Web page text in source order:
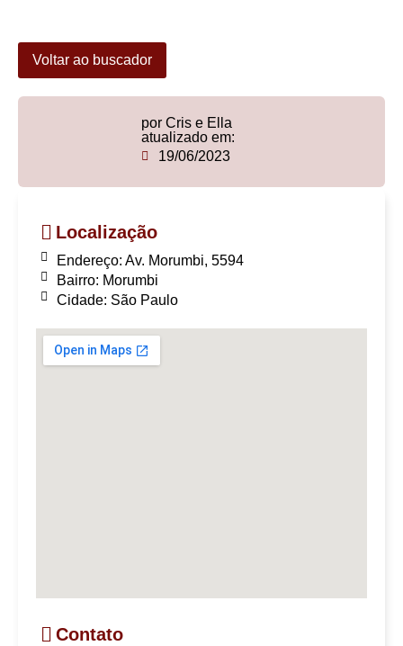
Voltar ao buscador
por Cris e Ella
atualizado em:
19/06/2023
Localização
Endereço: Av. Morumbi, 5594
Bairro: Morumbi
Cidade: São Paulo
Contato